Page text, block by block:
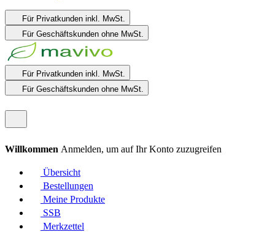
Für Privatkunden inkl. MwSt.
Für Geschäftskunden ohne MwSt.
Für Privatkunden inkl. MwSt.
Für Geschäftskunden ohne MwSt.
Willkommen Anmelden, um auf Ihr Konto zuzugreifen
Übersicht
Bestellungen
Meine Produkte
SSB
Merkzettel